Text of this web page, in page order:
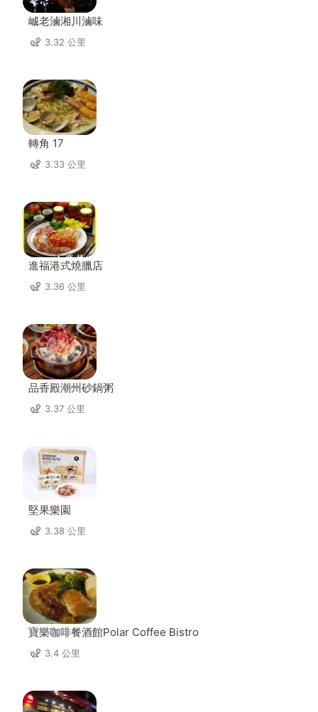
峸老滷湘川滷味
3.32 公里
轉角 17
3.33 公里
進福港式燒臘店
3.36 公里
品香殿潮州砂鍋粥
3.37 公里
堅果樂園
3.38 公里
寶樂咖啡餐酒館Polar Coffee Bistro
3.4 公里